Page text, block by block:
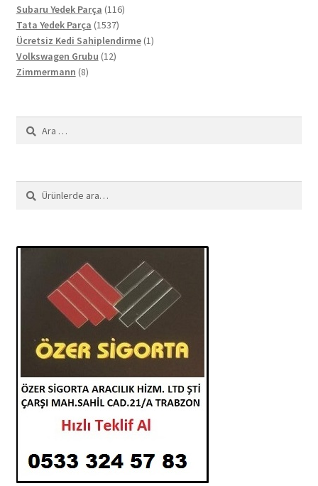
ürün
Subaru Yedek Parça 116116
Tata Yedek Parça 15371537
ürün
Ücretsiz Kedi Sahiplendirme 11
Volkswagen Grubu 1212
Zimmermann 88
Arama:
Ara:
Ara